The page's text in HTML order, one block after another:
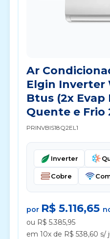
Ar
Elgin Inverter
Btus (2x Evap
Quente e Frio
PRINVBIS18Q2EL1
Inverter
Cobre
por R$ 5.116,65
ou R$ 5.385,95
em 10x de R$ 538,60 s/